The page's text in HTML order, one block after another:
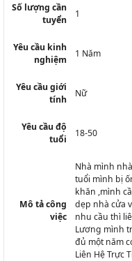
Số lượng cần
tuyển
1
Yêu cầu kinh
nghiệm
1 Năm
Yêu cầu giới
tính
Nữ
Yêu cầu độ
tuổi
18-50
Mô tả công
việc
Nhà mình
tuổi mình bị
khăn ,mình
dẹp nhà cửa
nhu cầu thì
Lương mình
đủ một năm
Liên Hệ Trực